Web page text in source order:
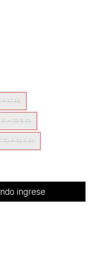
x 17 Ft.
x 18.5 Ft.
x 19.5 Ft.
ingrese